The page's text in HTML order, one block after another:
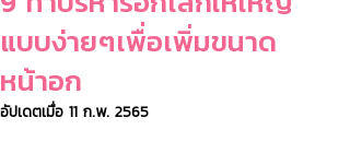
แบบง่ายๆเพื่อเพิ่มขนาด
หน้าอก
อัปเดตเมื่อ 11 ก.พ. 2565